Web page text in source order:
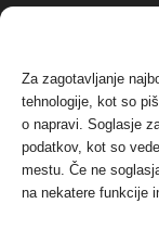
Za zagotavljanje
tehnologije, kot so
o napravi. Soglasje
podatkov, kot so
mestu. Če ne
na nekatere funkcije
NAJBOLJ